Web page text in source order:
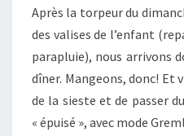
Après la torpeur du
des valises de l’enfant
parapluie), nous arrivons
dîner. Mangeons, donc! Et
de la sieste et de passer
« épuisé », avec mode